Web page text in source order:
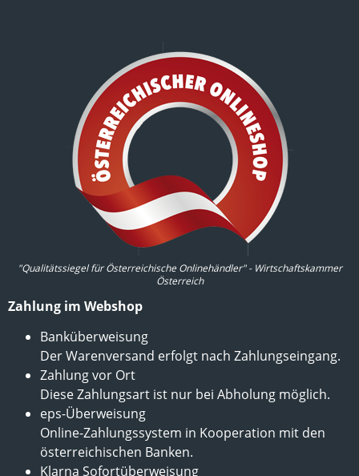
"Qualitätssiegel für Österreichische Onlinehändler" - Wirtschaftskammer
Österreich
Zahlung im Webshop
Banküberweisung
Der Warenversand erfolgt nach Zahlungseingang.
Zahlung vor Ort
Diese Zahlungsart ist nur bei Abholung möglich.
eps-Überweisung
Online-Zahlungssystem in Kooperation mit den
österreichischen Banken.
Klarna Sofortüberweisung